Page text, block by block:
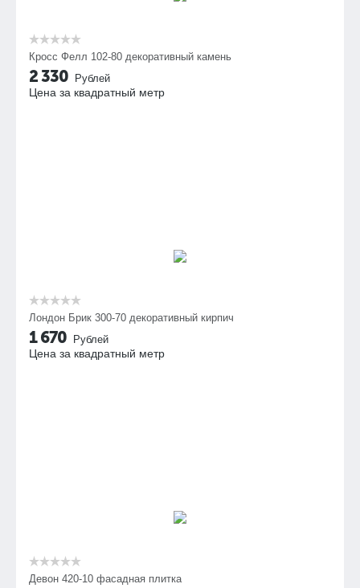
Кросс Фелл 102-80 декоративный камень
2 330 Рублей
Цена за квадратный метр
Лондон Брик 300-70 декоративный кирпич
1 670 Рублей
Цена за квадратный метр
Девон 420-10 фасадная плитка